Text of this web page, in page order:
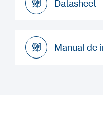
Datasheet
Manual de